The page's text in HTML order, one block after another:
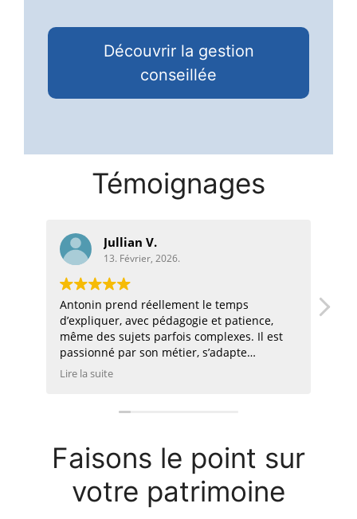
Découvrir la gestion
conseillée
Témoignages
Jullian V.
13. Février, 2026.
Antonin prend réellement le temps
d’expliquer, avec pédagogie et patience,
même des sujets parfois complexes. Il est
passionné par son métier, s’adapte
parfaitement à votre profil, vos objectifs et
constituer votre patrimoine et préparer
Lire la suite
Faisons le point sur
votre patrimoine